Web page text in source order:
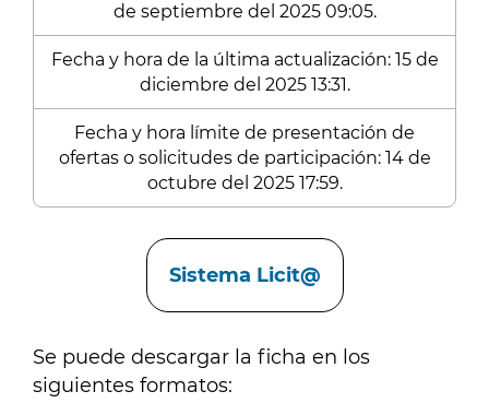
de septiembre del 2025 09:05.
Fecha y hora de la última actualización: 15 de
diciembre del 2025 13:31.
Fecha y hora límite de presentación de
ofertas o solicitudes de participación: 14 de
octubre del 2025 17:59.
Sistema Licit@
Se puede descargar la ficha en los
siguientes formatos: